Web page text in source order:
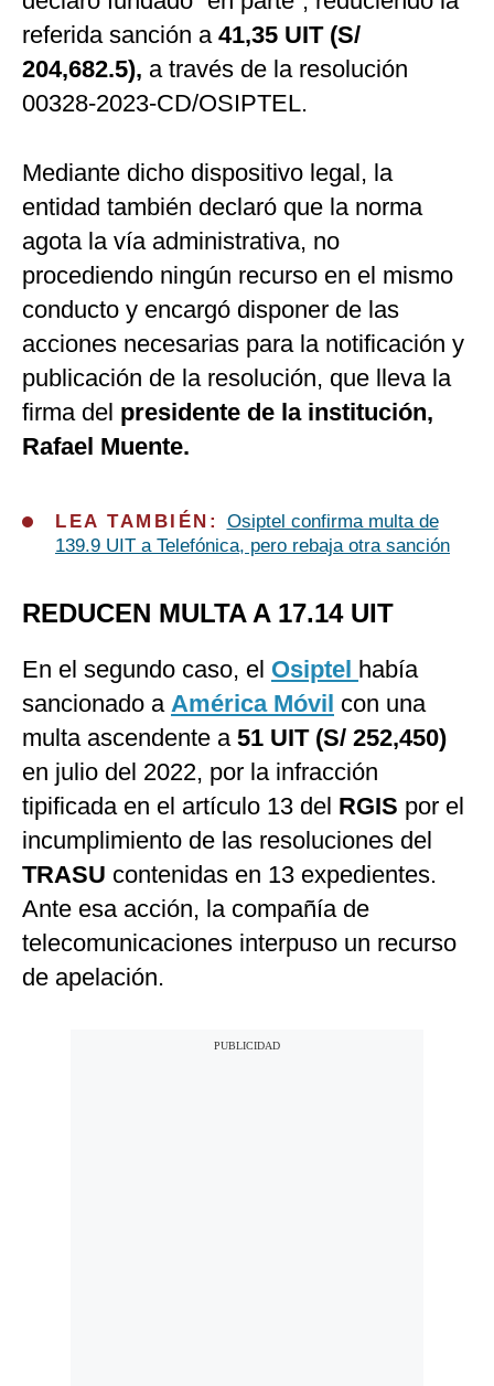
referida sanción a 41,35 UIT (S/
204,682.5), a través de la resolución
00328-2023-CD/OSIPTEL.
Mediante dicho dispositivo legal, la
entidad también declaró que la norma
agota la vía administrativa, no
procediendo ningún recurso en el mismo
conducto y encargó disponer de las
acciones necesarias para la notificación y
publicación de la resolución, que lleva la
firma del presidente de la institución,
Rafael Muente.
LEA TAMBIÉN: Osiptel confirma multa de
139.9 UIT a Telefónica, pero rebaja otra sanción
REDUCEN MULTA A 17.14 UIT
En el segundo caso, el Osiptel había
sancionado a América Móvil con una
multa ascendente a 51 UIT (S/ 252,450)
en julio del 2022, por la infracción
tipificada en el artículo 13 del RGIS por el
incumplimiento de las resoluciones del
TRASU contenidas en 13 expedientes.
Ante esa acción, la compañía de
telecomunicaciones interpuso un recurso
de apelación.